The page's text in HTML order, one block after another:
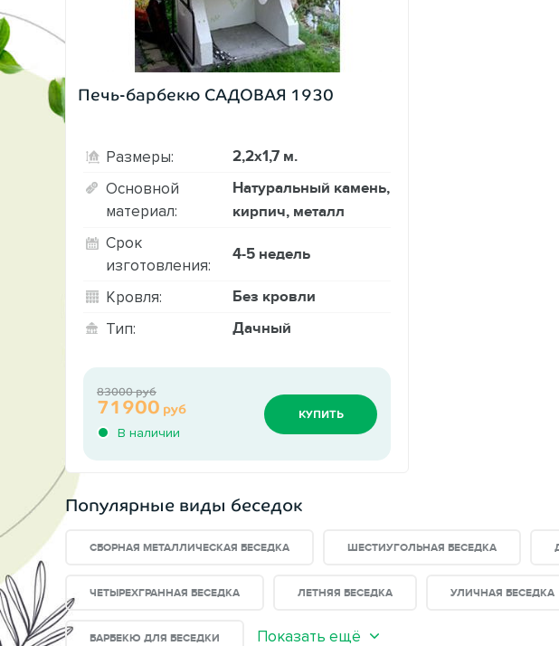
Печь-барбекю САДОВАЯ 1930
Размеры: 2,2х1,7 м.
Основной
материал:
Натуральный камень,
кирпич, металл
Срок
изготовления:
4-5 недель
Кровля: Без кровли
Тип: Дачный
В наличии
71900 руб
83000 руб
КУПИТЬ
Популярные виды беседок
СБОРНАЯ МЕТАЛЛИЧЕСКАЯ БЕСЕДКА ШЕСТИУГОЛЬНАЯ БЕСЕДКА
ЧЕТЫРЕХГРАННАЯ БЕСЕДКА ЛЕТНЯЯ БЕСЕДКА УЛИЧНАЯ БЕСЕДКА
БАРБЕКЮ ДЛЯ БЕСЕДКИ Показать ещё